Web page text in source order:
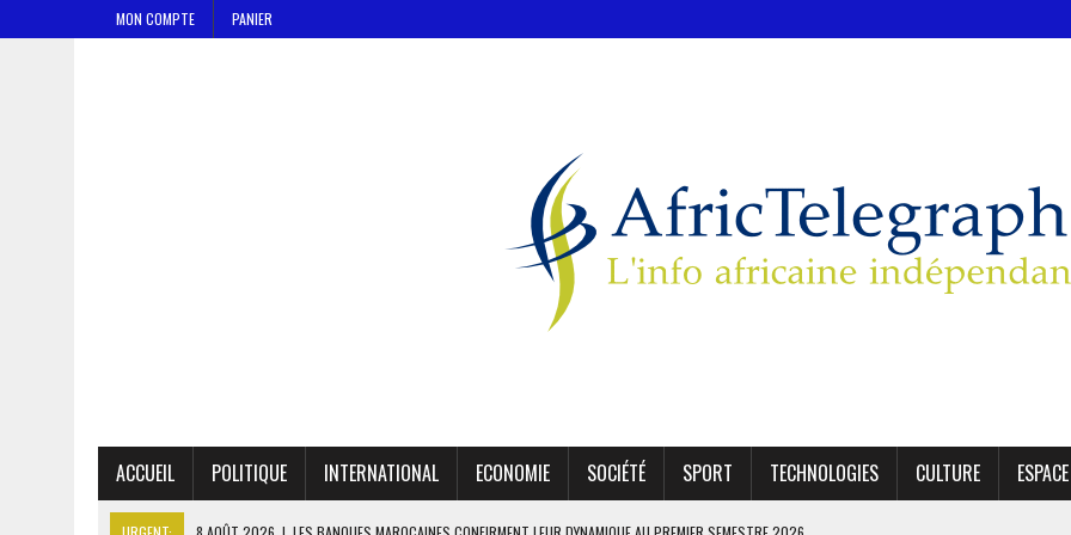
MON COMPTE PANIER
ACCUEIL POLITIQUE INTERNATIONAL ECONOMIE SOCIÉTÉ SPORT TECHNOLOGIES CULTURE